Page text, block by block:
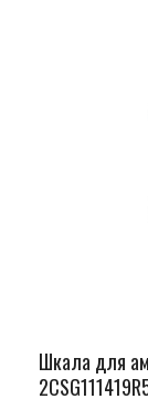
Шкала для